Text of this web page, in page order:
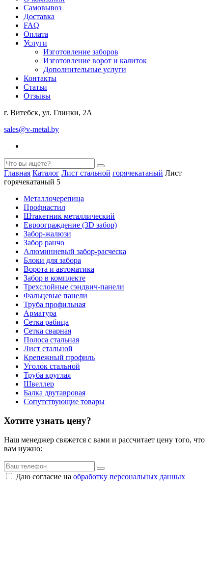
Самовывоз
Доставка
FAQ
Оплата
Услуги
Изготовление заборов
Изготовление ворот и калиток
Дополнительные услуги
Контакты
Статьи
Отзывы
г. Витебск, ул. Глинки, 2А
sales@v-metal.by
Главная Каталог Лист стальной горячекатаный Лист
горячекатаный 5
Металлочерепица
Профнастил
Штакетник металлический
Евроограждение (3D забор)
Забор-жалюзи
Забор ранчо
Алюминиевый забор-расческа
Блоки для забора
Ворота и автоматика
Забор в комплекте
Трехслойные сэндвич-панели
Фальцевые панели
Труба профильная
Арматура
Cетка рабица
Сетка сварная
Полоса стальная
Лист стальной
Крепежный профиль
Уголок стальной
Труба круглая
Швеллер
Балка двутавровая
Сопутствующие товары
Хотите узнать цену?
Наш менеджер свяжется с вами и рассчитает цену того, что
вам нужно:
Даю согласие на обработку персональных данных